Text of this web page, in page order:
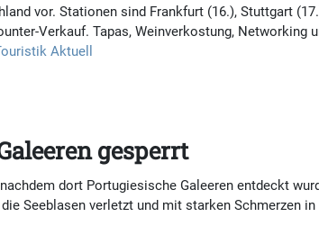
vor. Stationen sind Frankfurt (16.), Stuttgart
Verkauf. Tapas, Weinverkostung, Networking
Aktuell
gesperrt
dort Portugiesische Galeeren entdeckt
Seeblasen verletzt und mit starken Schmerzen